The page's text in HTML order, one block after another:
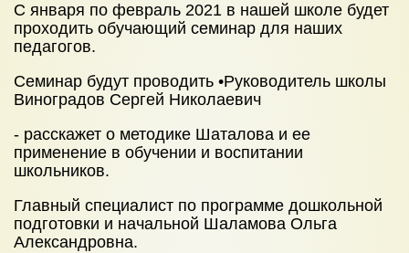
КОНТАКТЫ
С января по февраль 2021 в нашей школе будет
проходить обучающий семинар для наших
педагогов.
Семинар будут проводить •Руководитель школы
Виноградов Сергей Николаевич
- расскажет о методике Шаталова и ее
применение в обучении и воспитании
школьников.
Главный специалист по программе дошкольной
подготовки и начальной Шаламова Ольга
Александровна.